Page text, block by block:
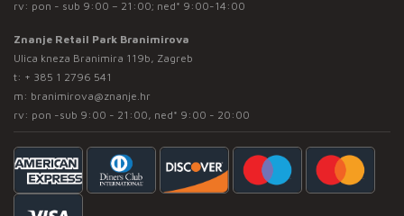
rv: pon - sub 9:00 – 21:00; ned* 9:00-14:00
Znanje Retail Park Branimirova
Ulica kneza Branimira 119b, Zagreb
t: + 385 1 2796 541
m: branimirova@znanje.hr
rv: pon -sub 9:00 - 21:00, ned* 9:00 - 20:00